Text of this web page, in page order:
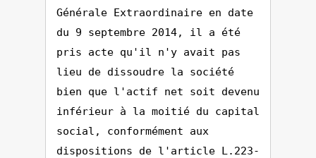
Générale Extraordinaire en date
du 9 septembre 2014, il a été
pris acte qu'il n'y avait pas
lieu de dissoudre la société
bien que l'actif net soit devenu
inférieur à la moitié du capital
social, conformément aux
dispositions de l'article L.223-